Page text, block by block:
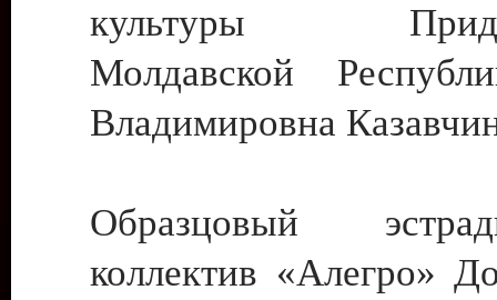
культуры
Молдавской
Владимировна
Образцовый
коллектив «Алегро»